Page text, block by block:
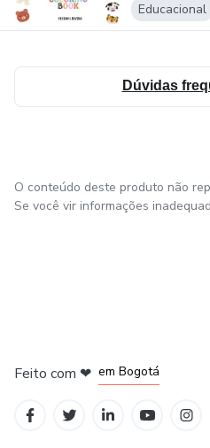
👶 Para crianças de 3 a 7 anos
Educacional
Dúvidas
O conteúdo deste produto não
Se você vir informações
Feito com ❤ em Bogotá